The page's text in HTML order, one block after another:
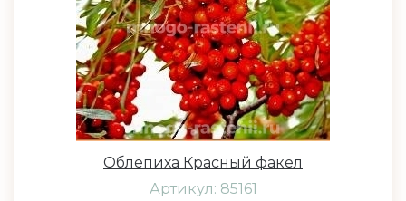
Облепиха Красный факел
Артикул: 85161